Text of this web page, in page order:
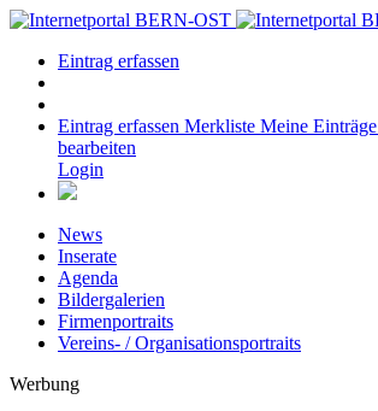
Eintrag erfassen
Eintrag erfassen Merkliste Meine Einträge
bearbeiten
Login
News
Inserate
Agenda
Bildergalerien
Firmenportraits
Vereins- / Organisationsportraits
Werbung